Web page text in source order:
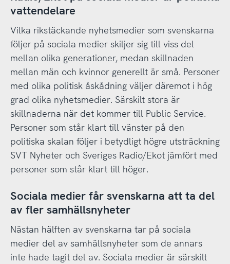
vattendelare
Vilka rikstäckande nyhetsmedier som svenskarna
följer på sociala medier skiljer sig till viss del
mellan olika generationer, medan skillnaden
mellan män och kvinnor generellt är små. Personer
med olika politisk åskådning väljer däremot i hög
grad olika nyhetsmedier. Särskilt stora är
skillnaderna när det kommer till Public Service.
Personer som står klart till vänster på den
politiska skalan följer i betydligt högre utsträckning
SVT Nyheter och Sveriges Radio/Ekot jämfört med
personer som står klart till höger.
Sociala medier får svenskarna att ta del
av fler samhällsnyheter
Nästan hälften av svenskarna tar på sociala
medier del av samhällsnyheter som de annars
inte hade tagit del av. Sociala medier är särskilt